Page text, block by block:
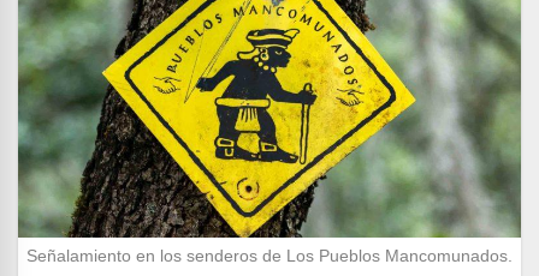
Señalamiento en los senderos de Los Pueblos Mancomunados.